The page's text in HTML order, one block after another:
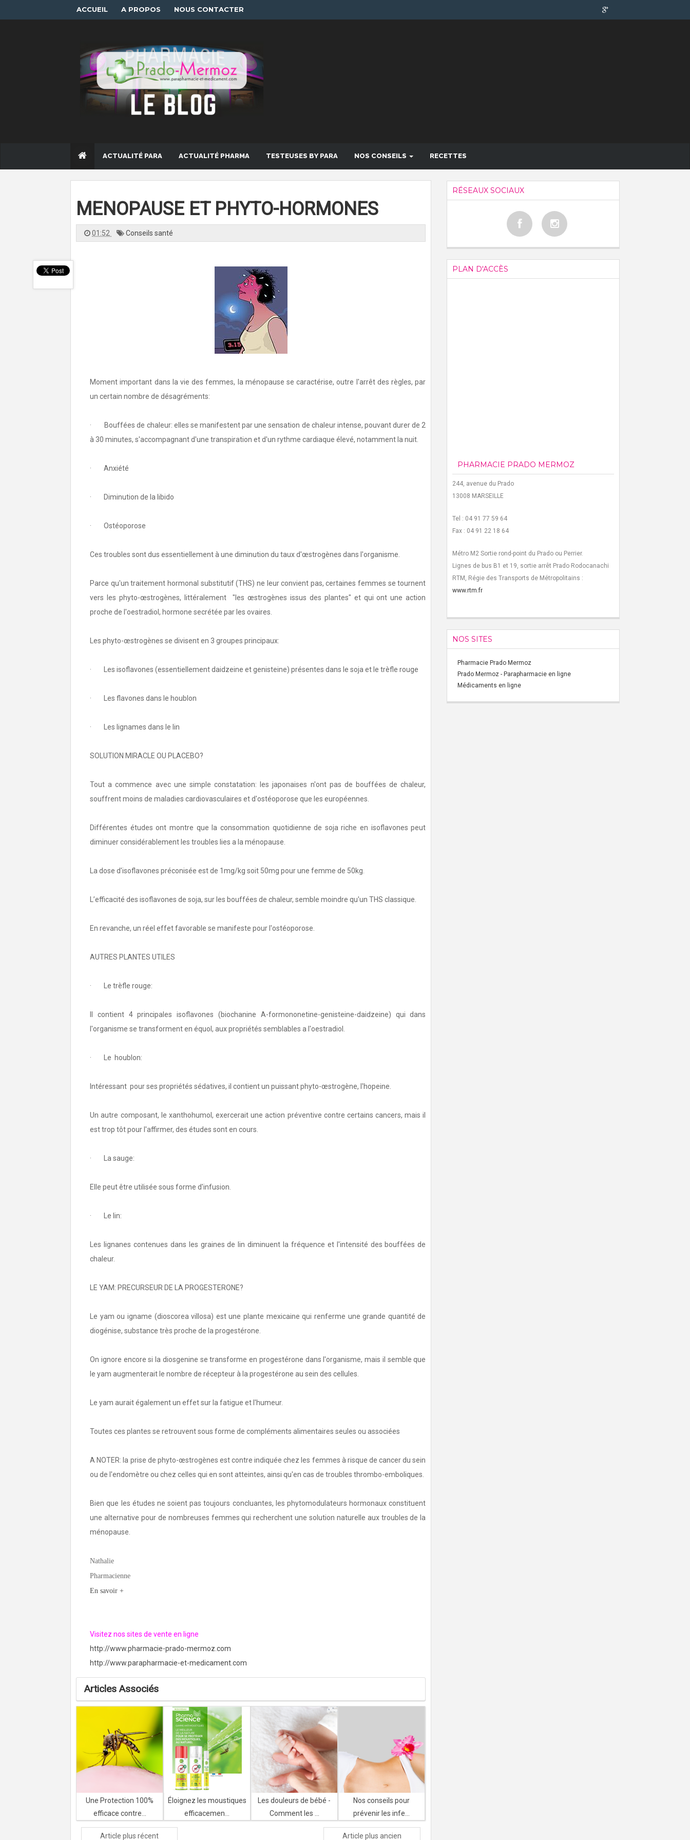
ACCUEIL A PROPOS NOUS CONTACTER
ACTUALITÉ PARA ACTUALITÉ PHARMA TESTEUSES BY PARA NOS CONSEILS RECETTES
MENOPAUSE ET PHYTO-HORMONES
01:52 Conseils santé
Moment important dans la vie des femmes, la ménopause se caractérise, outre l'arrêt des règles, par
un certain nombre de désagréments:
· Bouffées de chaleur: elles se manifestent par une sensation de chaleur intense, pouvant durer de 2
à 30 minutes, s'accompagnant d'une transpiration et d'un rythme cardiaque élevé, notamment la nuit.
· Anxiété
· Diminution de la libido
· Ostéoporose
Ces troubles sont dus essentiellement à une diminution du taux d'œstrogènes dans l'organisme.
Parce qu'un traitement hormonal substitutif (THS) ne leur convient pas, certaines femmes se tournent
vers les phyto-œstrogènes, littéralement "les œstrogènes issus des plantes" et qui ont une action
proche de l'oestradiol, hormone secrétée par les ovaires.
Les phyto-œstrogènes se divisent en 3 groupes principaux:
· Les isoflavones (essentiellement daidzeine et genisteine) présentes dans le soja et le trèfle rouge
· Les flavones dans le houblon
· Les lignames dans le lin
SOLUTION MIRACLE OU PLACEBO?
Tout a commence avec une simple constatation: les japonaises n'ont pas de bouffées de chaleur,
souffrent moins de maladies cardiovasculaires et d'ostéoporose que les européennes.
Différentes études ont montre que la consommation quotidienne de soja riche en isoflavones peut
diminuer considérablement les troubles lies a la ménopause.
La dose d'isoflavones préconisée est de 1mg/kg soit 50mg pour une femme de 50kg.
L’efficacité des isoflavones de soja, sur les bouffées de chaleur, semble moindre qu'un THS classique.
En revanche, un réel effet favorable se manifeste pour l'ostéoporose.
AUTRES PLANTES UTILES
· Le trèfle rouge:
Il contient 4 principales isoflavones (biochanine A-formononetine-genisteine-daidzeine) qui dans
l'organisme se transforment en équol, aux propriétés semblables a l'oestradiol.
· Le houblon:
Intéressant pour ses propriétés sédatives, il contient un puissant phyto-œstrogène, l'hopeine.
Un autre composant, le xanthohumol, exercerait une action préventive contre certains cancers, mais il
est trop tôt pour l'affirmer, des études sont en cours.
· La sauge:
Elle peut être utilisée sous forme d'infusion.
· Le lin:
Les lignanes contenues dans les graines de lin diminuent la fréquence et l'intensité des bouffées de
chaleur.
LE YAM: PRECURSEUR DE LA PROGESTERONE?
Le yam ou igname (dioscorea villosa) est une plante mexicaine qui renferme une grande quantité de
diogénise, substance très proche de la progestérone.
On ignore encore si la diosgenine se transforme en progestérone dans l'organisme, mais il semble que
le yam augmenterait le nombre de récepteur à la progestérone au sein des cellules.
Le yam aurait également un effet sur la fatigue et l'humeur.
Toutes ces plantes se retrouvent sous forme de compléments alimentaires seules ou associées
A NOTER: la prise de phyto-œstrogènes est contre indiquée chez les femmes à risque de cancer du sein
ou de l'endomètre ou chez celles qui en sont atteintes, ainsi qu'en cas de troubles thrombo-emboliques.
Bien que les études ne soient pas toujours concluantes, les phytomodulateurs hormonaux constituent
une alternative pour de nombreuses femmes qui recherchent une solution naturelle aux troubles de la
ménopause.
Nathalie
Pharmacienne
En savoir +
Visitez nos sites de vente en ligne
http://www.pharmacie-prado-mermoz.com
http://www.parapharmacie-et-medicament.com
Articles Associés
Une Protection 100%
efficace contre...
Éloignez les moustiques
efficacemen...
Les douleurs de bébé -
Comment les ...
Nos conseils pour
prévenir les infe...
Article plus récent Article plus ancien
RÉSEAUX SOCIAUX
PLAN D'ACCÈS
PHARMACIE PRADO MERMOZ
244, avenue du Prado
13008 MARSEILLE
Tel : 04 91 77 59 64
Fax : 04 91 22 18 64
Métro M2 Sortie rond-point du Prado ou Perrier.
Lignes de bus B1 et 19, sortie arrêt Prado Rodocanachi
RTM, Régie des Transports de Métropolitains :
www.rtm.fr
NOS SITES
Pharmacie Prado Mermoz
Prado Mermoz - Parapharmacie en ligne
Médicaments en ligne